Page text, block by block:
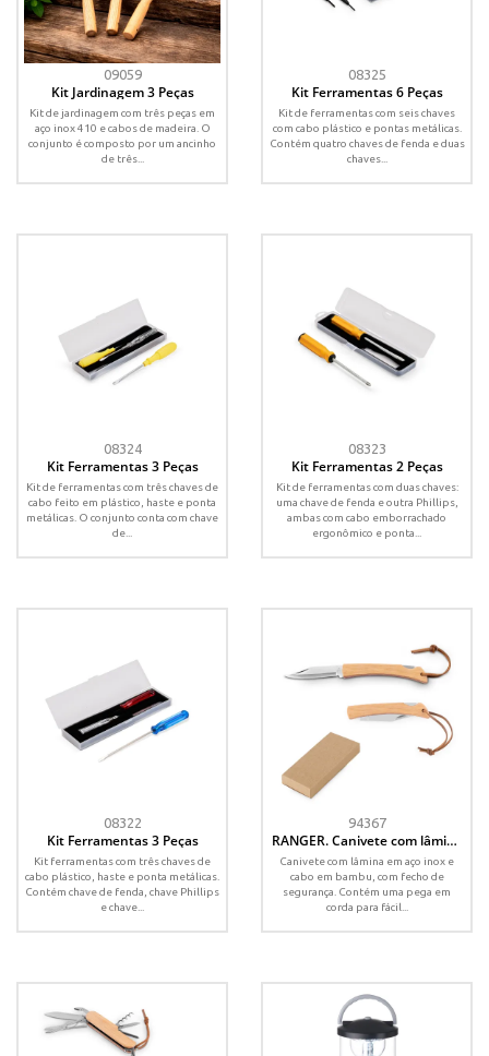
09059
Kit Jardinagem 3 Peças
Kit de jardinagem com três peças em
aço inox 410 e cabos de madeira. O
conjunto é composto por um ancinho
de três...
08325
Kit Ferramentas 6 Peças
Kit de ferramentas com seis chaves
com cabo plástico e pontas metálicas.
Contém quatro chaves de fenda e duas
chaves...
08324
Kit Ferramentas 3 Peças
Kit de ferramentas com três chaves de
cabo feito em plástico, haste e ponta
metálicas. O conjunto conta com chave
de...
08323
Kit Ferramentas 2 Peças
Kit de ferramentas com duas chaves:
uma chave de fenda e outra Phillips,
ambas com cabo emborrachado
ergonômico e ponta...
08322
Kit Ferramentas 3 Peças
Kit ferramentas com três chaves de
cabo plástico, haste e ponta metálicas.
Contém chave de fenda, chave Phillips
e chave...
94367
RANGER. Canivete com lâmina
metálica em aço inox e cabo
em bambu
Canivete com lâmina em aço inox e
cabo em bambu, com fecho de
segurança. Contém uma pega em
corda para fácil...